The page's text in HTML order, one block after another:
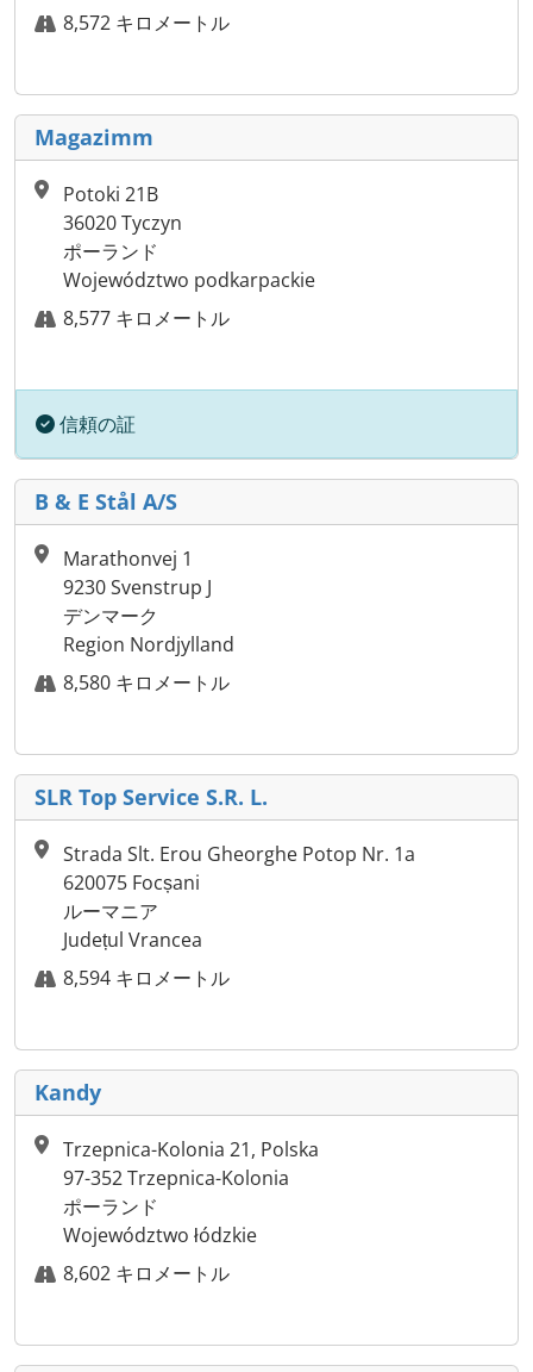
8,572 キロメートル
Magazimm
Potoki 21B
36020 Tyczyn
ポーランド
Województwo podkarpackie
8,577 キロメートル
信頼の証
B & E Stål A/S
Marathonvej 1
9230 Svenstrup J
デンマーク
Region Nordjylland
8,580 キロメートル
SLR Top Service S.R. L.
Strada Slt. Erou Gheorghe Potop Nr. 1a
620075 Focșani
ルーマニア
Județul Vrancea
8,594 キロメートル
Kandy
Trzepnica-Kolonia 21, Polska
97-352 Trzepnica-Kolonia
ポーランド
Województwo łódzkie
8,602 キロメートル